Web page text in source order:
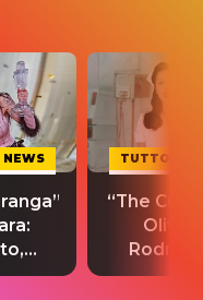
e
TUTTO
“The
Olivia
testo,